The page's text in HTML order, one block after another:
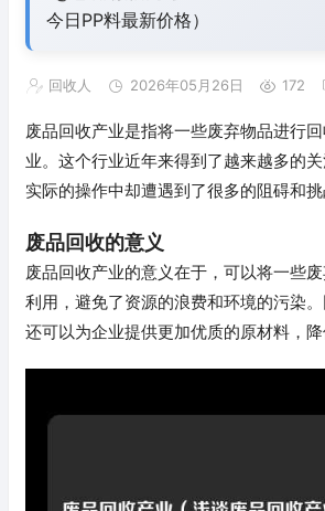
今日PP料最新价格）
回收人 2026年05月26日 172
废品回收产业是指将一些废弃物品进行
业。这个行业近年来得到了越来越多的
实际的操作中却遭遇到了很多的阻碍和挑
废品回收的意义
废品回收产业的意义在于，可以将一些
利用，避免了资源的浪费和环境的污染
还可以为企业提供更加优质的原材料，降